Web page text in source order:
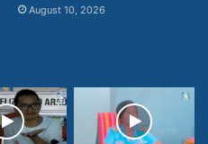
August 10, 2026